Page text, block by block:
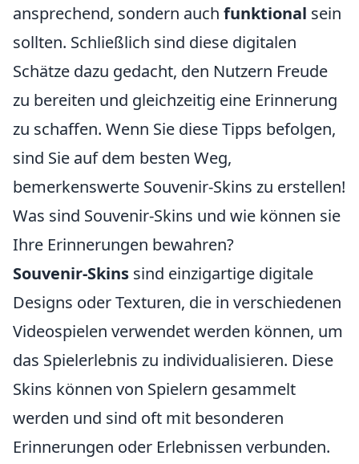
ansprechend, sondern auch funktional sein
sollten. Schließlich sind diese digitalen
Schätze dazu gedacht, den Nutzern Freude
zu bereiten und gleichzeitig eine Erinnerung
zu schaffen. Wenn Sie diese Tipps befolgen,
sind Sie auf dem besten Weg,
bemerkenswerte Souvenir-Skins zu erstellen!
Was sind Souvenir-Skins und wie können sie
Ihre Erinnerungen bewahren?
Souvenir-Skins sind einzigartige digitale
Designs oder Texturen, die in verschiedenen
Videospielen verwendet werden können, um
das Spielerlebnis zu individualisieren. Diese
Skins können von Spielern gesammelt
werden und sind oft mit besonderen
Erinnerungen oder Erlebnissen verbunden.